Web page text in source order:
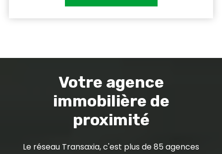
Votre agence
immobilière de
proximité
Le réseau Transaxia, c'est plus de 85 agences